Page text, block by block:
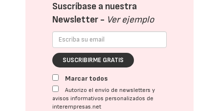
Suscríbase a nuestra
Newsletter - Ver ejemplo
SUSCRIBIRME GRATIS
Marcar todos
Autorizo el envío de newsletters y
avisos informativos personalizados de
interempresas.net